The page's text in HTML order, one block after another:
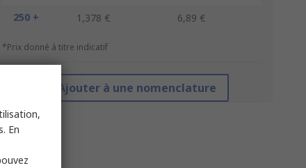
250 +
1,378 € 6,89 €
*Prix donné à titre indicatif
Ajouter à une nomenclature
En